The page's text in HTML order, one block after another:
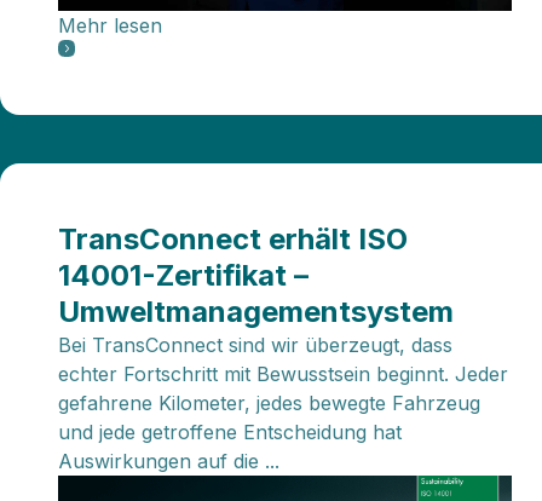
Mehr lesen
TransConnect erhält ISO
14001-Zertifikat –
Umweltmanagementsystem
Bei TransConnect sind wir überzeugt, dass
echter Fortschritt mit Bewusstsein beginnt. Jeder
gefahrene Kilometer, jedes bewegte Fahrzeug
und jede getroffene Entscheidung hat
Auswirkungen auf die ...